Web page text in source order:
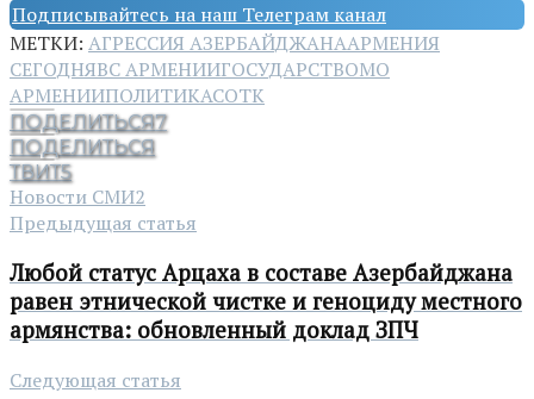
Подписывайтесь на наш Телеграм канал
МЕТКИ: АГРЕССИЯ АЗЕРБАЙДЖАНААРМЕНИЯ
СЕГОДНЯВС АРМЕНИИГОСУДАРСТВОМО
АРМЕНИИПОЛИТИКАСОТК
ПОДЕЛИТЬСЯ7
ПОДЕЛИТЬСЯ
ТВИТ5
Новости СМИ2
Предыдущая статья
Любой статус Арцаха в составе Азербайджана
равен этнической чистке и геноциду местного
армянства: обновленный доклад ЗПЧ
Следующая статья